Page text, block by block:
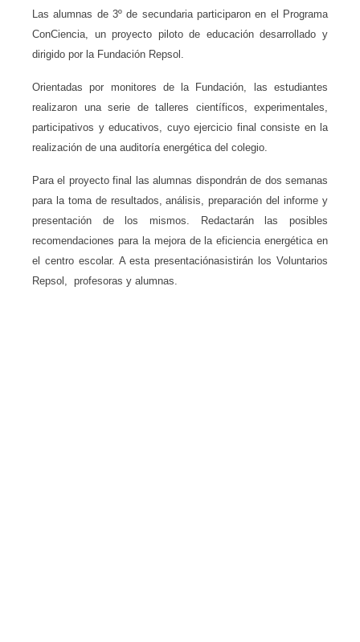
Las alumnas de 3º de secundaria participaron en el Programa
ConCiencia, un proyecto piloto de educación desarrollado y
dirigido por la Fundación Repsol.
Orientadas por monitores de la Fundación, las estudiantes
realizaron una serie de talleres científicos, experimentales,
participativos y educativos, cuyo ejercicio final consiste en la
realización de una auditoría energética del colegio.
Para el proyecto final
las alumnas dispondrán de dos semanas
para la toma de resultados, análisis, preparación del informe y
presentación de los mismos.
Redactarán las posibles
recomendaciones para la mejora de la eficiencia energética en
el centro escolar. A esta presentaciónasistirán los Voluntarios
Repsol, profesoras y alumnas.